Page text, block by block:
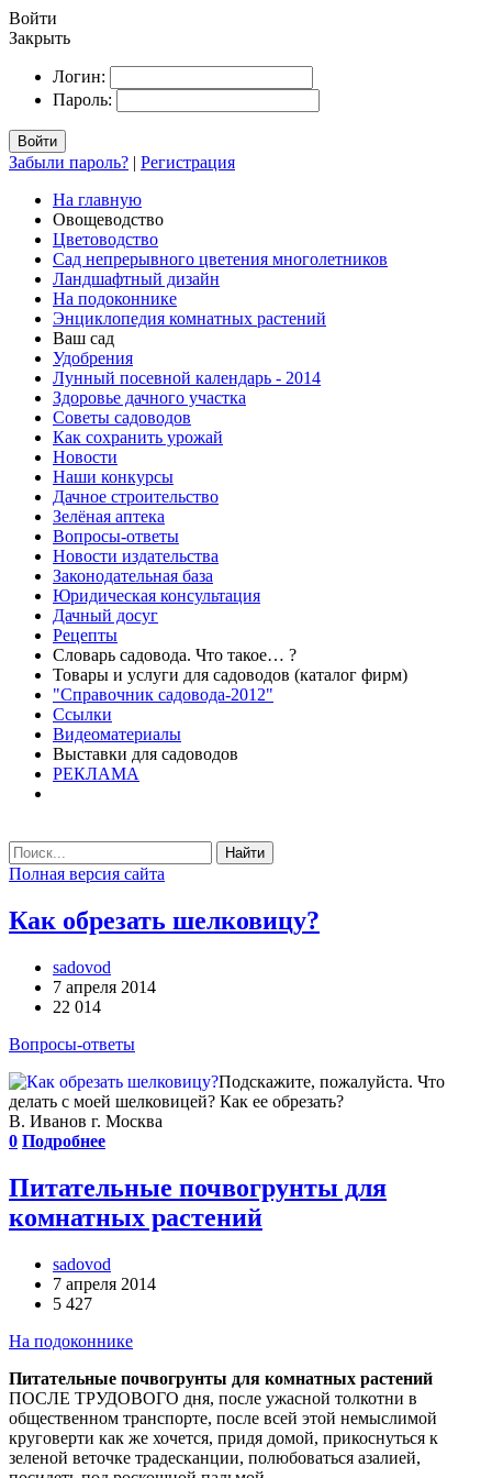
Войти
Закрыть
Логин:
Пароль:
Войти
Забыли пароль? | Регистрация
На главную
Овощеводство
Цветоводство
Сад непрерывного цветения многолетников
Ландшафтный дизайн
На подоконнике
Энциклопедия комнатных растений
Ваш сад
Удобрения
Лунный посевной календарь - 2014
Здоровье дачного участка
Советы садоводов
Как сохранить урожай
Новости
Наши конкурсы
Дачное строительство
Зелёная аптека
Вопросы-ответы
Новости издательства
Законодательная база
Юридическая консультация
Дачный досуг
Рецепты
Словарь садовода. Что такое… ?
Товары и услуги для садоводов (каталог фирм)
"Справочник садовода-2012"
Ссылки
Видеоматериалы
Выставки для садоводов
РЕКЛАМА
Найти
Полная версия сайта
Как обрезать шелковицу?
sadovod
7 апреля 2014
22 014
Вопросы-ответы
Подскажите, пожалуйста. Что
делать с моей шелковицей? Как ее обрезать?
В. Иванов г. Москва
0 Подробнее
Питательные почвогрунты для
комнатных растений
sadovod
7 апреля 2014
5 427
На подоконнике
Питательные почвогрунты для комнатных растений
ПОСЛЕ ТРУДОВОГО дня, после ужасной толкотни в
общественном транспорте, после всей этой немыслимой
круговерти как же хочется, придя домой, прикоснуться к
зеленой веточке традесканции, полюбоваться азалией,